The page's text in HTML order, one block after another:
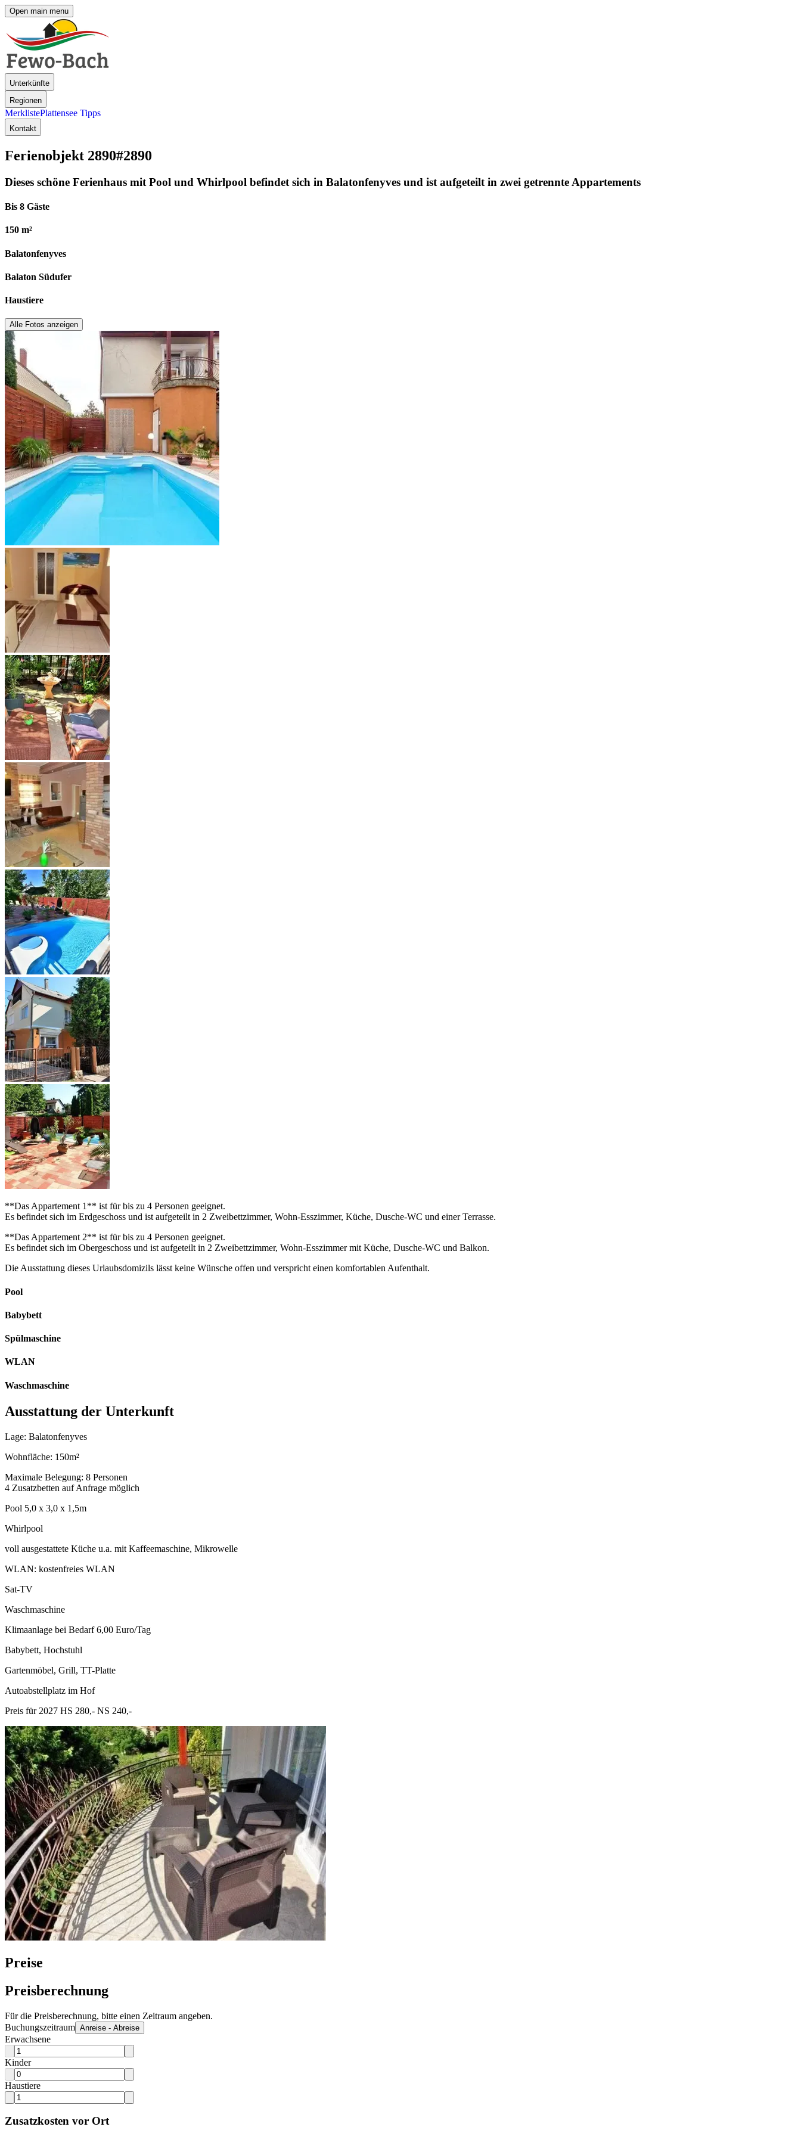
Open main menu
Unterkünfte
Regionen
MerklistePlattensee Tipps
Kontakt
Ferienobjekt 2890#2890
Dieses schöne Ferienhaus mit Pool und Whirlpool befindet sich in Balatonfenyves und ist aufgeteilt in zwei getrennte Appartements
Bis 8 Gäste
150 m²
Balatonfenyves
Balaton Südufer
Haustiere
Alle Fotos anzeigen
**Das Appartement 1** ist für bis zu 4 Personen geeignet.
Es befindet sich im Erdgeschoss und ist aufgeteilt in 2 Zweibettzimmer, Wohn-Esszimmer, Küche, Dusche-WC und einer Terrasse.
**Das Appartement 2** ist für bis zu 4 Personen geeignet.
Es befindet sich im Obergeschoss und ist aufgeteilt in 2 Zweibettzimmer, Wohn-Esszimmer mit Küche, Dusche-WC und Balkon.
Die Ausstattung dieses Urlaubsdomizils lässt keine Wünsche offen und verspricht einen komfortablen Aufenthalt.
Pool
Babybett
Spülmaschine
WLAN
Waschmaschine
Ausstattung der Unterkunft
Lage: Balatonfenyves
Wohnfläche: 150m²
Maximale Belegung: 8 Personen
4 Zusatzbetten auf Anfrage möglich
Pool 5,0 x 3,0 x 1,5m
Whirlpool
voll ausgestattete Küche u.a. mit Kaffeemaschine, Mikrowelle
WLAN: kostenfreies WLAN
Sat-TV
Waschmaschine
Klimaanlage bei Bedarf 6,00 Euro/Tag
Babybett, Hochstuhl
Gartenmöbel, Grill, TT-Platte
Autoabstellplatz im Hof
Preis für 2027 HS 280,- NS 240,-
Preise
Preisberechnung
Für die Preisberechnung, bitte einen Zeitraum angeben.
Buchungszeitraum Anreise - Abreise
Erwachsene
Kinder
Haustiere
Zusatzkosten vor Ort